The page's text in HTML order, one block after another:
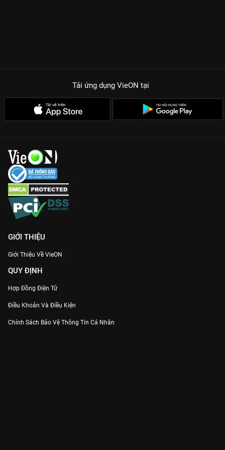
Tải ứng dụng VieON tại
GIỚI THIỆU
Giới Thiệu Về VieON
QUY ĐỊNH
Hợp Đồng Điện Tử
Điều Khoản Và Điều Kiện
Chính Sách Bảo Vệ Thông Tin Cá Nhân